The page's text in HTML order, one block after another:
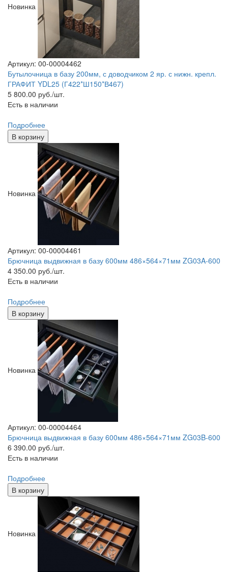
Новинка
Артикул: 00-00004462
Бутылочница в базу 200мм, с доводчиком 2 яр. с нижн. крепл.
ГРАФИТ YDL25 (Г422*Ш150*В467)
5 800.00 руб./шт.
Есть в наличии
Подробнее
В корзину
Новинка
Артикул: 00-00004461
Брючница выдвижная в базу 600мм 486×564×71мм ZG03A-600
4 350.00 руб./шт.
Есть в наличии
Подробнее
В корзину
Новинка
Артикул: 00-00004464
Брючница выдвижная в базу 600мм 486×564×71мм ZG03B-600
6 390.00 руб./шт.
Есть в наличии
Подробнее
В корзину
Новинка